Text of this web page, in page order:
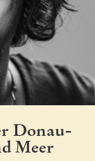
Donau-
Meer